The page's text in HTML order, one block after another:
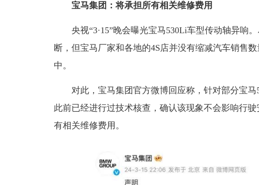
宝马集团：将承担所有相关维修费用
央视“3·15”晚会曝光宝马530Li车型传动轴异响
断，但宝马厂家和各地的4S店并没有缩减汽车销售
中。
对此，宝马集团官方微博回应称，针对部分宝马
此前已经进行过技术核查，确认该现象不会影响行
有相关维修费用。